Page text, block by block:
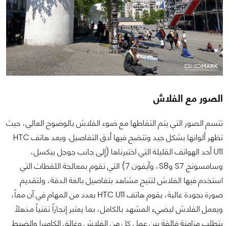
الصور مع الفلاش
تتسم الصور التي يتم التقاطها مع ضوء الفلاش بالوضوح العالي، حيث
تظهر ألوانها بشكل جيد وتتضح فيها أدق التفاصيل. ويعد هاتف HTC
U11 أحد الهواتف القليلة التي اختبرناها (إلى جانب جوجل بيكسل،
وسامسونج S7 وS8، وآيفون 7) التي تقوم بمعالجة اللقطات التي
استخدم فيها الفلاش لتتيح مشاهد بتفاصيل بالغة الدقة، ولتقديم
صورة بجودة عالية، يقوم هاتف HTC U11 بعدد من المهام في آن معاً،
ويعمل الفلاش ليضيء المشهد بالكامل، بما يعتبر إنجازاً تقنياً مذهلاً
يتطلب مزامنة فائقة بين عمل كل من الفلاش وغالق الكاميرا والضبط